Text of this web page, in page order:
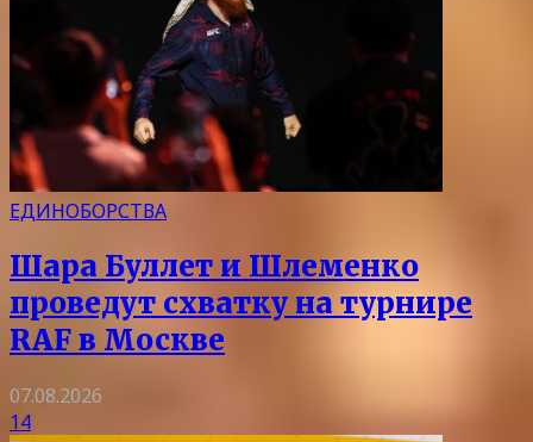
ЕДИНОБОРСТВА
Шара Буллет и Шлеменко
проведут схватку на турнире
RAF в Москве
07.08.2026
14